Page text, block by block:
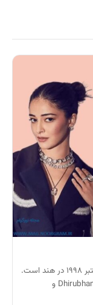
آنانیا پاندی، بازیگر سینما و تلویزیون، متولد ۳۰ اکتبر ۱۹۹۸ در هند است.
او تحصیلات ابتدایی خود را در مدرسه بین‌المللی Dhirubhani و